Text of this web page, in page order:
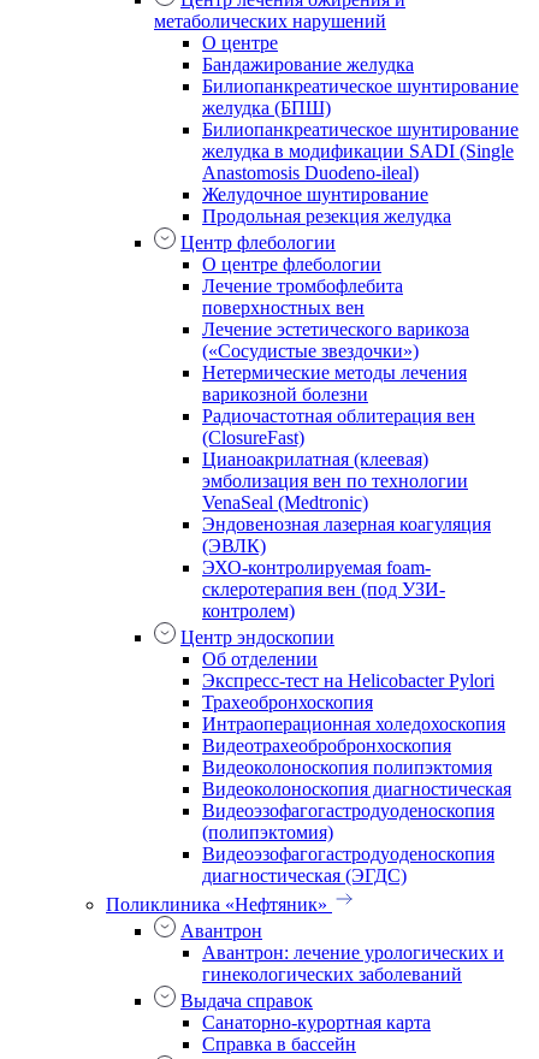
метаболических нарушений
О центре
Бандажирование желудка
Билиопанкреатическое шунтирование
желудка (БПШ)
Билиопанкреатическое шунтирование
желудка в модификации SADI (Single
Anastomosis Duodeno-ileal)
Желудочное шунтирование
Продольная резекция желудка
Центр флебологии
О центре флебологии
Лечение тромбофлебита
поверхностных вен
Лечение эстетического варикоза
(«Сосудистые звездочки»)
Нетермические методы лечения
варикозной болезни
Радиочастотная облитерация вен
(ClosureFast)
Цианоакрилатная (клеевая)
эмболизация вен по технологии
VenaSeal (Medtronic)
Эндовенозная лазерная коагуляция
(ЭВЛК)
ЭХО-контролируемая foam-
склеротерапия вен (под УЗИ-
контролем)
Центр эндоскопии
Об отделении
Экспресс-тест на Helicobacter Pylori
Трахеобронхоскопия
Интраоперационная холедохоскопия
Видеотрахеобробронхоскопия
Видеоколоноскопия полипэктомия
Видеоколоноскопия диагностическая
Видеоэзофагогастродуоденоскопия
(полипэктомия)
Видеоэзофагогастродуоденоскопия
диагностическая (ЭГДС)
Поликлиника «Нефтяник»
Авантрон
Авантрон: лечение урологических и
гинекологических заболеваний
Выдача справок
Санаторно-курортная карта
Справка в бассейн